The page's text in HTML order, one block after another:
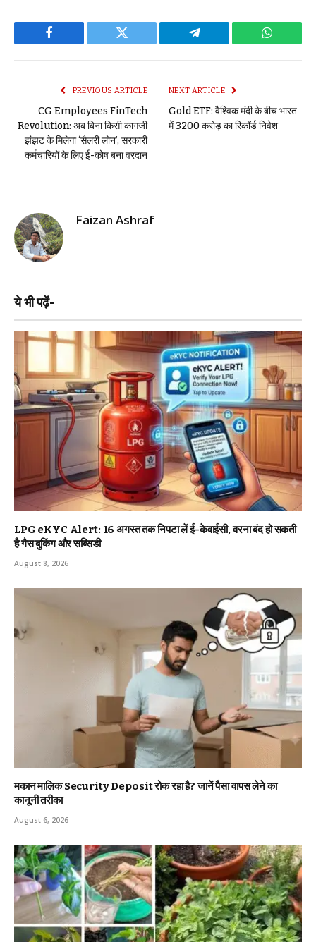
Facebook Twitter Telegram
PREVIOUS ARTICLE
CG Employees FinTech
Revolution: अब बिना किसी कागजी
झंझट के मिलेगा ‘सैलरी लोन’, सरकारी
कर्मचारियों के लिए ई-कोष बना वरदान
NEXT ARTICLE
Gold ETF: वैश्विक मंदी के बीच भारत
में 3200 करोड़ का रिकॉर्ड निवेश
Faizan Ashraf
ये भी पढ़ें-
LPG eKYC Alert: 16 अगस्त तक निपटा लें ई-केवाईसी, वरना बंद हो सकती
है गैस बुकिंग और सब्सिडी
August 8, 2026
मकान मालिक Security Deposit रोक रहा है? जानें पैसा वापस लेने का
कानूनी तरीका
August 6, 2026